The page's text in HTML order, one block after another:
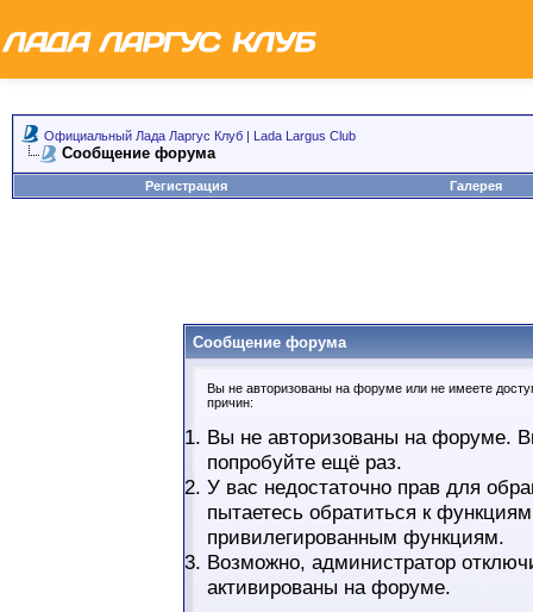
Официальный Лада Ларгус Клуб | Lada Largus Club
Сообщение форума
Регистрация Галерея
Сообщение форума
Вы не авторизованы на форуме или не имеете
причин:
Вы не авторизованы на форуме.
попробуйте ещё раз.
У вас недостаточно прав для
пытаетесь обратиться к
привилегированным функциям.
Возможно, администратор
активированы на форуме.